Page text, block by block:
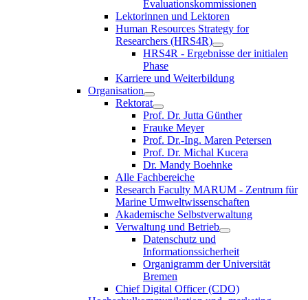
Evaluationskommissionen
Lektorinnen und Lektoren
Human Resources Strategy for
Researchers (HRS4R)
HRS4R - Ergebnisse der initialen
Phase
Karriere und Weiterbildung
Organisation
Rektorat
Prof. Dr. Jutta Günther
Frauke Meyer
Prof. Dr.-Ing. Maren Petersen
Prof. Dr. Michal Kucera
Dr. Mandy Boehnke
Alle Fachbereiche
Research Faculty MARUM - Zentrum für
Marine Umweltwissenschaften
Akademische Selbstverwaltung
Verwaltung und Betrieb
Datenschutz und
Informationssicherheit
Organigramm der Universität
Bremen
Chief Digital Officer (CDO)